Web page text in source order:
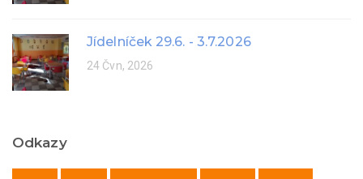
Jídelníček 29.6. - 3.7.2026
24 Čvn, 2026
Odkazy